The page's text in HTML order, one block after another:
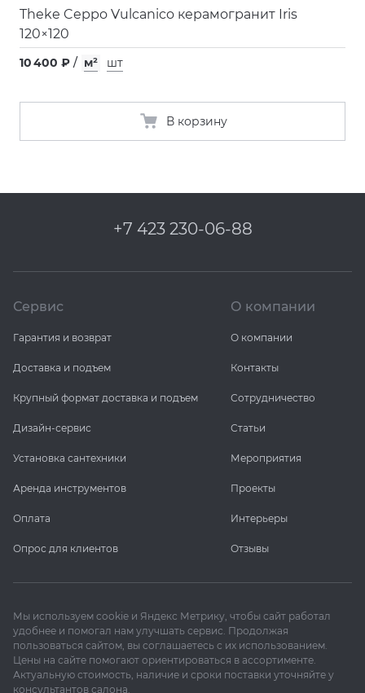
Theke Ceppo Vulcanico керамогранит Iris
120×120
10 400 ₽ / м² шт
В корзину
+7 423 230-06-88
Сервис
Гарантия и возврат
Доставка и подъем
Крупный формат доставка и подъем
Дизайн-сервис
Установка сантехники
Аренда инструментов
Оплата
Опрос для клиентов
О компании
О компании
Контакты
Сотрудничество
Статьи
Мероприятия
Проекты
Интерьеры
Отзывы
Мы используем cookie и Яндекс Метрику, чтобы сайт работал
удобнее и помогал нам улучшать сервис. Продолжая
пользоваться сайтом, вы соглашаетесь с их использованием.
Цены на сайте помогают ориентироваться в ассортименте.
Актуальную стоимость, наличие и сроки поставки уточняйте у
консультантов салона.